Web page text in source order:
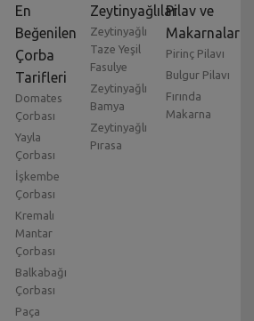
En
Beğenilen
Çorba
Tarifleri
Domates
Çorbası
Yayla
Çorbası
İşkembe
Çorbası
Kremalı
Mantar
Çorbası
Balkabağı
Çorbası
Paça
Zeytinyağlılar
Zeytinyağlı
Taze Yeşil
Fasulye
Zeytinyağlı
Bamya
Zeytinyağlı
Pırasa
Pilav ve
Makarnalar
Pirinç Pilavı
Bulgur Pilavı
Fırında
Makarna